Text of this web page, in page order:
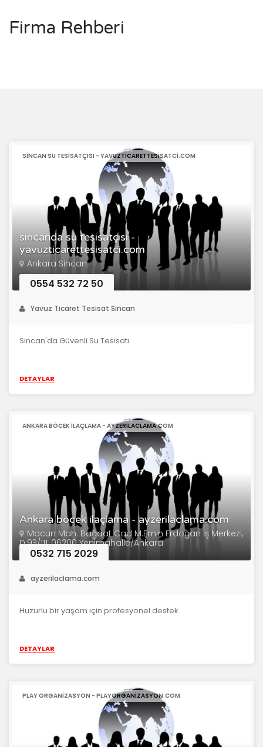
Firma Rehberi
sincanda su tesisatçısı -
yavuzticarettesisatci.com
SINCAN SU TESISATÇISI - YAVUZTICARETTESISATCI.COM
Ankara Sincan
0554 532 72 50
Yavuz Ticaret Tesisat Sincan
Sincan'da Güvenli Su Tesisatı.
DETAYLAR
Ankara böcek ilaçlama - ayzerilaclama.com
ANKARA BÖCEK ILAÇLAMA - AYZERILACLAMA.COM
Macun Mah. Bağdat Cad M.Emin Erdoğan İş Merkezi,
D:93/111, 06200 Yenimahalle/Ankara
0532 715 2029
ayzerilaclama.com
Huzurlu bir yaşam için profesyonel destek.
DETAYLAR
PLAY ORGANIZASYON - PLAYORGANIZASYON.COM